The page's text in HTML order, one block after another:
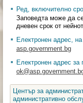
Ред, включително
Заповедта може да
дневен срок от
Електронен адрес,
asp.government.bg
Електронен адрес за
Център за
административно